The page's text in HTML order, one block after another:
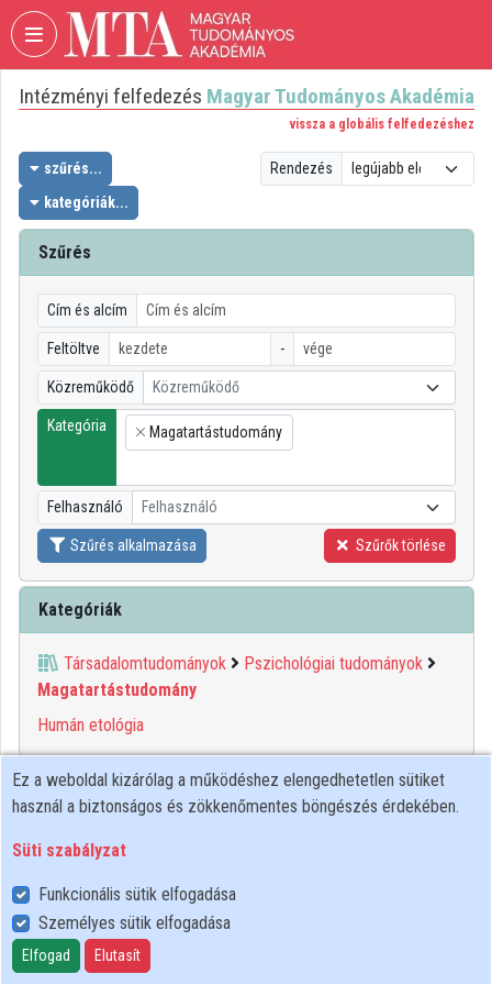
Fejléc kihagyása Menü kihagyása Tartalom kihagyása
VIDEOTORIUM
MAGYAR
TUDOMÁNYOS
AKADÉMIA
Intézményi kezdőlap
Bejelentkezés
Intézményi felfedezés
Kategóriák
Intézményi listák
Intézmények
Közreműködők
Intézményi felfedezés Magyar Tudományos Akadémia
vissza a globális felfedezéshez
szűrés...
kategóriák...
Rendezés
Szűrés
Cím és alcím
Feltöltve -
Közreműködő Közreműködő
Kategória
×
Magatartástudomány
Felhasználó Felhasználó
Szűrés alkalmazása Szűrők törlése
Kategóriák
Társadalomtudományok
Pszichológiai tudományok
Magatartástudomány
Humán etológia
00:18:09 MTA
Ez a weboldal kizárólag a működéshez elengedhetetlen sütiket
használ a biztonságos és zökkenőmentes böngészés érdekében.
Süti szabályzat
Funkcionális sütik elfogadása
Személyes sütik elfogadása
Elfogad Elutasít